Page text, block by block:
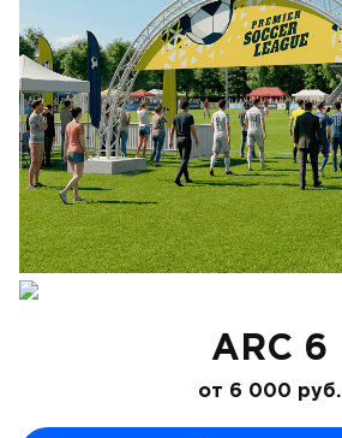
ARC 6
от 6 000 руб.